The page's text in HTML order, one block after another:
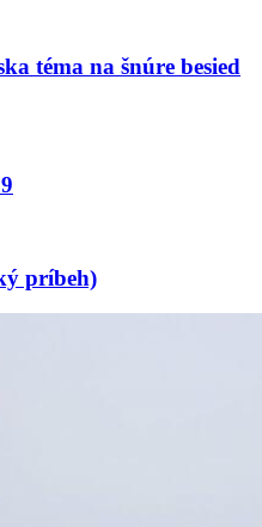
téma na šnúre besied
príbeh)